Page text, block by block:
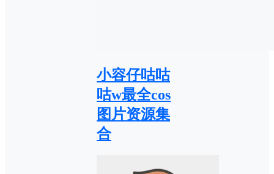
小容仔咕咕
咕w最全cos
图片资源集
合